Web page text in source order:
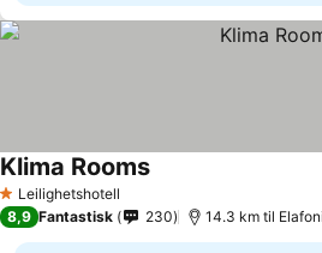
1 Stjerner
Leilighetshotell
Klima Rooms
8,9 Fantastisk 230 14.3 km til